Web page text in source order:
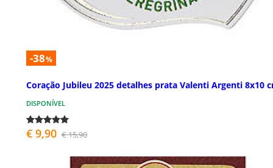
-38%
Coração Jubileu 2025 detalhes prata Valenti Argenti 8x10
DISPONÍVEL
€ 9,90 € 15,90